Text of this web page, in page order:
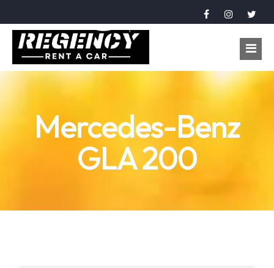
VéhiculesMercedes-Benz
GLA 200